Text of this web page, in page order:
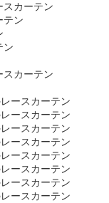
スカーテン
テン
ン
スカーテン
ースカーテン
ースカーテン
ースカーテン
ースカーテン
ースカーテン
ースカーテン
ースカーテン
ースカーテン